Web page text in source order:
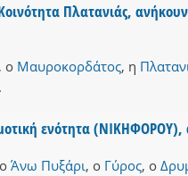
Πλατανιάς,
, ο Μαυροκορδάτος, η
.
ενότητα
Άνω Πυξάρι, ο Γύρος, ο